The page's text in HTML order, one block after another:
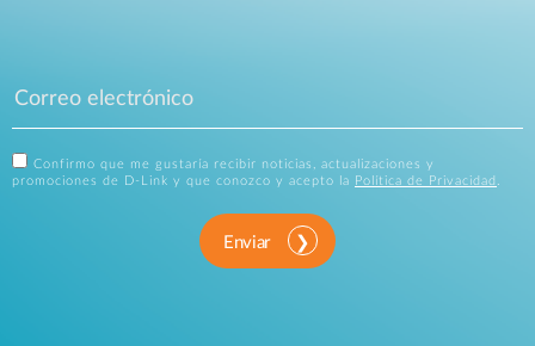
Confirmo que me gustaría recibir noticias, actualizaciones y
promociones de D-Link y que conozco y acepto la
Política de Privacidad .
Enviar